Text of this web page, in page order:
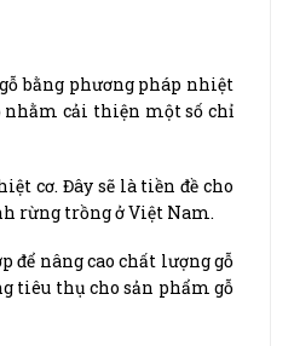
bằng phương pháp nhiệt
nhằm cải thiện một số chỉ
cơ. Đây sẽ là tiền đề cho
rừng trồng ở Việt Nam.
để nâng cao chất lượng gỗ
tiêu thụ cho sản phẩm gỗ